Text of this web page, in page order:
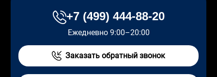
+7 (499) 444-88-20
Ежедневно 9:00–20:00
Заказать обратный звонок